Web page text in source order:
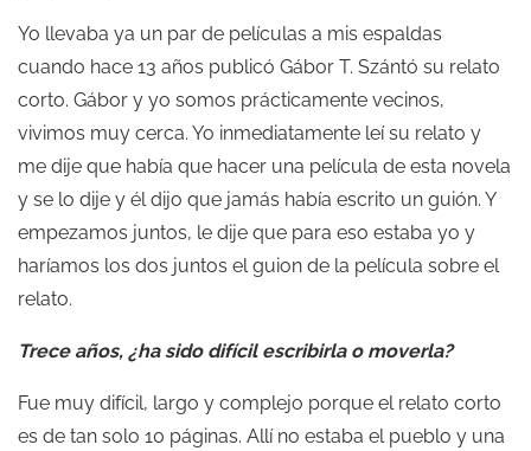
Yo llevaba ya un par de películas a mis espaldas
cuando hace 13 años publicó Gábor T. Szántó su relato
corto. Gábor y yo somos prácticamente vecinos,
vivimos muy cerca. Yo inmediatamente leí su relato y
me dije que había que hacer una película de esta novela
y se lo dije y él dijo que jamás había escrito un guión. Y
empezamos juntos, le dije que para eso estaba yo y
haríamos los dos juntos el guion de la película sobre el
relato.
Trece años, ¿ha sido difícil escribirla o moverla?
Fue muy difícil, largo y complejo porque el relato corto
es de tan solo 10 páginas. Allí no estaba el pueblo y una